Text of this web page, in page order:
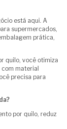
está aqui. A
supermercados,
prática,
quilo, você otimiza
material
precisa para
por quilo, reduz